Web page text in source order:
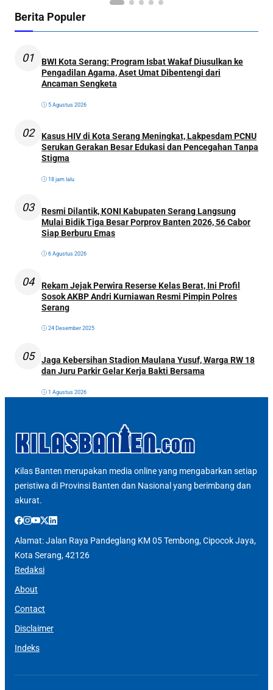
Berita Populer
01
BWI Kota Serang: Program Isbat Wakaf Diusulkan ke
Pengadilan Agama, Aset Umat Dibentengi dari
Ancaman Sengketa
5 Agustus 2026
02
Kasus HIV di Kota Serang Meningkat, Lakpesdam PCNU
Serukan Gerakan Besar Edukasi dan Pencegahan Tanpa
Stigma
18 jam lalu
03
Resmi Dilantik, KONI Kabupaten Serang Langsung
Mulai Bidik Tiga Besar Porprov Banten 2026, 56 Cabor
Siap Berburu Emas
6 Agustus 2026
04
Rekam Jejak Perwira Reserse Kelas Berat, Ini Profil
Sosok AKBP Andri Kurniawan Resmi Pimpin Polres
Serang
24 Desember 2025
05
Jaga Kebersihan Stadion Maulana Yusuf, Warga RW 18
dan Juru Parkir Gelar Kerja Bakti Bersama
1 Agustus 2026
Kilas Banten merupakan media online yang mengabarkan setiap
peristiwa di Provinsi Banten dan Nasional yang berimbang dan
akurat.
Alamat: Jalan Raya Pandeglang KM 05 Tembong, Cipocok Jaya,
Kota Serang, 42126
Redaksi
About
Contact
Disclaimer
Indeks